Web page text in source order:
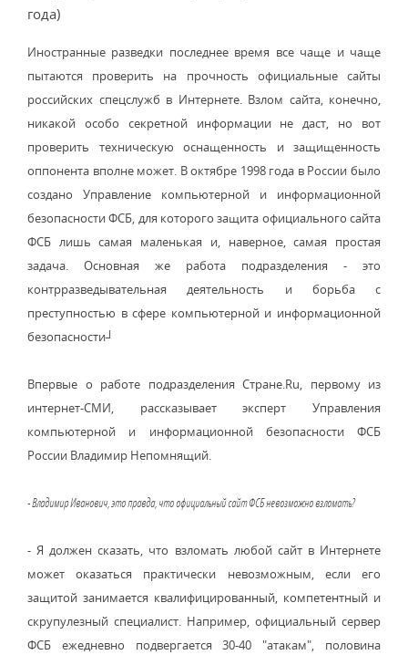
года)
Иностранные разведки последнее время все чаще и чаще
пытаются проверить на прочность официальные сайты
российских спецслужб в Интернете. Взлом сайта, конечно,
никакой особо секретной информации не даст, но вот
проверить техническую оснащенность и защищенность
оппонента вполне может. В октябре 1998 года в России было
создано Управление компьютерной и информационной
безопасности ФСБ, для которого защита официального сайта
ФСБ лишь самая маленькая и, наверное, самая простая
задача. Основная же работа подразделения - это
контрразведывательная деятельность и борьба с
преступностью в сфере компьютерной и информационной
безопасности┘
Впервые о работе подразделения Стране.Ru, первому из
интернет-СМИ, рассказывает эксперт Управления
компьютерной и информационной безопасности ФСБ
России Владимир Непомнящий.
- Владимир Иванович, это правда, что официальный сайт ФСБ невозможно взломать?
- Я должен сказать, что взломать любой сайт в Интернете
может оказаться практически невозможным, если его
защитой занимается квалифицированный, компетентный и
скрупулезный специалист. Например, официальный сервер
ФСБ ежедневно подвергается 30-40 "атакам", половина